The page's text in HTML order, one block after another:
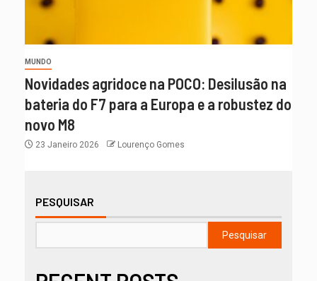
MUNDO
Novidades agridoce na POCO: Desilusão na
bateria do F7 para a Europa e a robustez do
novo M8
23 Janeiro 2026 Lourenço Gomes
PESQUISAR
Pesquisar